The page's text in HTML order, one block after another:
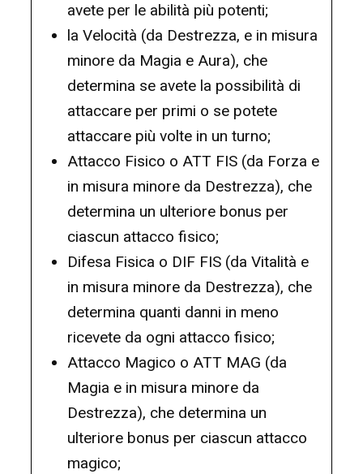
avete per le abilità più potenti;
la Velocità (da Destrezza, e in misura
minore da Magia e Aura), che
determina se avete la possibilità di
attaccare per primi o se potete
attaccare più volte in un turno;
Attacco Fisico o ATT FIS (da Forza e
in misura minore da Destrezza), che
determina un ulteriore bonus per
ciascun attacco fisico;
Difesa Fisica o DIF FIS (da Vitalità e
in misura minore da Destrezza), che
determina quanti danni in meno
ricevete da ogni attacco fisico;
Attacco Magico o ATT MAG (da
Magia e in misura minore da
Destrezza), che determina un
ulteriore bonus per ciascun attacco
magico;